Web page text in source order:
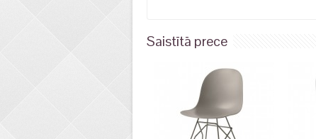
Saistītā prece